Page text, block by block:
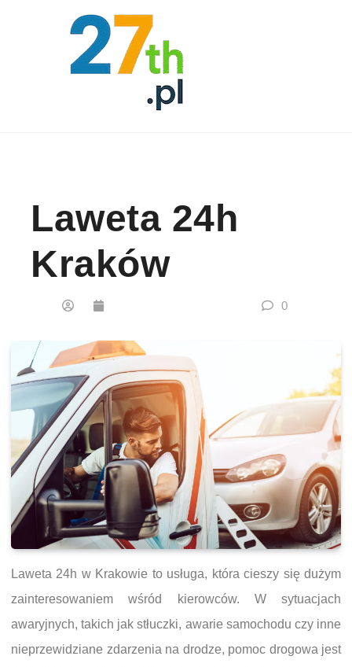
Laweta 24h
Kraków
0
Laweta 24h w Krakowie to usługa, która cieszy się dużym
zainteresowaniem wśród kierowców. W sytuacjach
awaryjnych, takich jak stłuczki, awarie samochodu czy inne
nieprzewidziane zdarzenia na drodze, pomoc drogowa jest